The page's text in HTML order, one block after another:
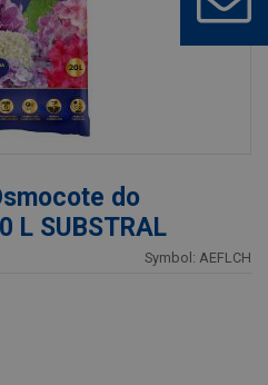
do
L SUBSTRAL
Symbol: AEFLCH